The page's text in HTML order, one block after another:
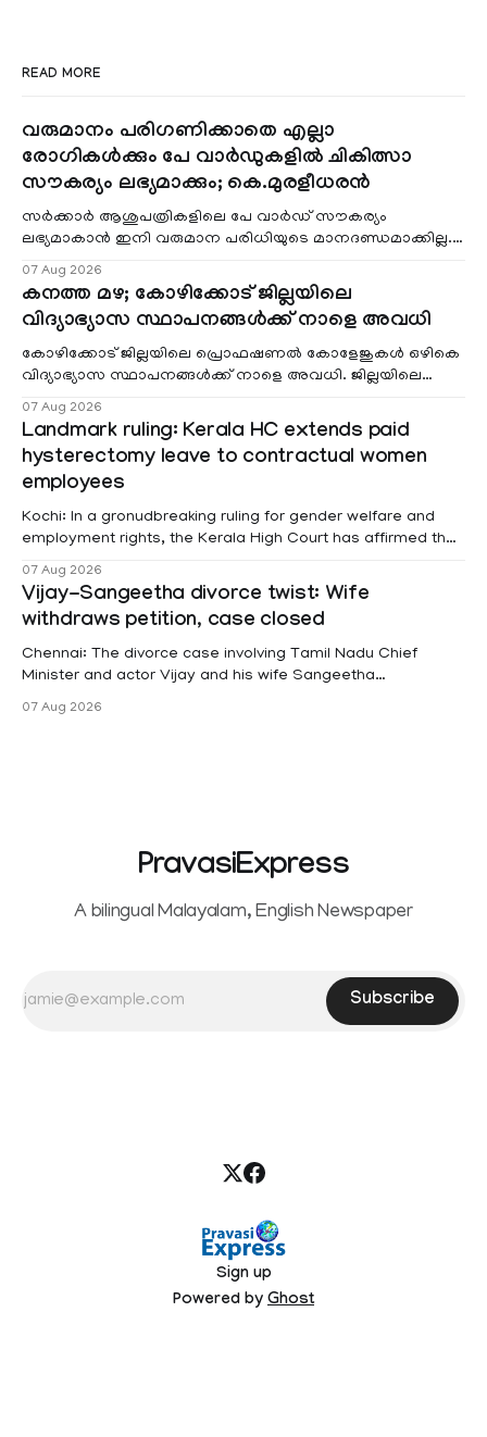
READ MORE
വരുമാനം പരിഗണിക്കാതെ എല്ലാ
രോഗികൾക്കും പേ വാർഡുകളിൽ ചികിത്സാ
സൗകര്യം ലഭ്യമാക്കും; കെ.മുരളീധരൻ
സർക്കാർ ആശുപത്രികളിലെ പേ വാർഡ് സൗകര്യം
ലഭ്യമാകാൻ ഇനി വരുമാന പരിധിയുടെ മാനദണ്ഡമാക്കില്ല.
07 Aug 2026
കനത്ത മഴ; കോഴിക്കോട് ജില്ലയിലെ
വിദ്യാഭ്യാസ സ്ഥാപനങ്ങൾക്ക് നാളെ അവധി
കോഴിക്കോട് ജില്ലയിലെ പ്രൊഫഷണൽ കോളേജുകൾ ഒഴികെ
വിദ്യാഭ്യാസ സ്ഥാപനങ്ങൾക്ക് നാളെ അവധി. ജില്ലയിലെ
07 Aug 2026
Landmark ruling: Kerala HC extends paid
hysterectomy leave to contractual women
employees
Kochi: In a gronudbreaking ruling for gender welfare and
employment rights, the Kerala High Court has affirmed that
projects are eligible for paid medical leave following
hysterectomy surgery under the Kerala Service Rules
(KSR). The court noted that since essential benefits like
maternity
07 Aug 2026
Vijay-Sangeetha divorce twist: Wife
withdraws petition, case closed
Chennai: The divorce case involving Tamil Nadu Chief
Minister and actor Vijay and his wife Sangeetha
Sowrnalingam has taken a new turn after Sangeetha
07 Aug 2026
PravasiExpress
A bilingual Malayalam, English Newspaper
Subscribe
Sign up
Powered by Ghost